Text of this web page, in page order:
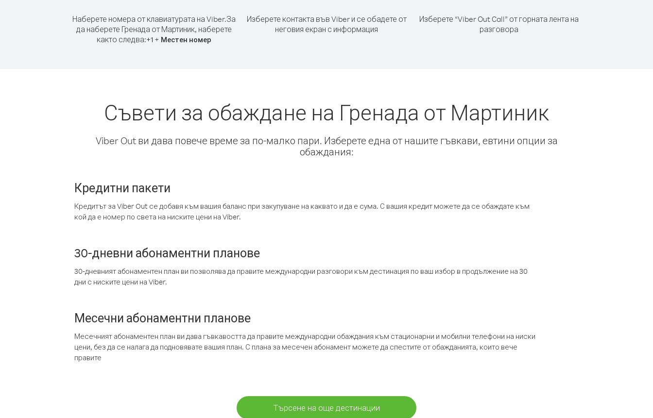
Наберете номера от клавиатурата на Viber.За
да наберете Гренада от Мартиник, наберете
както следва:+1 + Местен номер
Изберете контакта във Viber и се обадете от
неговия екран с информация
Изберете “Viber Out Call” от горната лента на
разговора
Съвети за обаждане на Гренада от Мартиник
Viber Out ви дава повече време за по-малко пари. Изберете една от нашите гъвкави, евтини опции за
обаждания:
Кредитни пакети
Кредитът за Viber Out се добавя към вашия баланс при закупуване на каквато и да е сума. С вашия кредит можете да се обаждате към
кой да е номер по света на ниските цени на Viber.
30-дневни абонаментни планове
30-дневният абонаментен план ви позволява да правите международни разговори към дестинация по ваш избор в продължение на 30
дни с ниските цени на Viber.
Месечни абонаментни планове
Месечният абонаментен план ви дава гъвкавостта да правите международни обаждания към стационарни и мобилни телефони на ниски
цени, без да се налага да подновявате вашия план. С плана за месечен абонамент можете да спестите от обажданията, които вече
правите
Търсене на още дестинации